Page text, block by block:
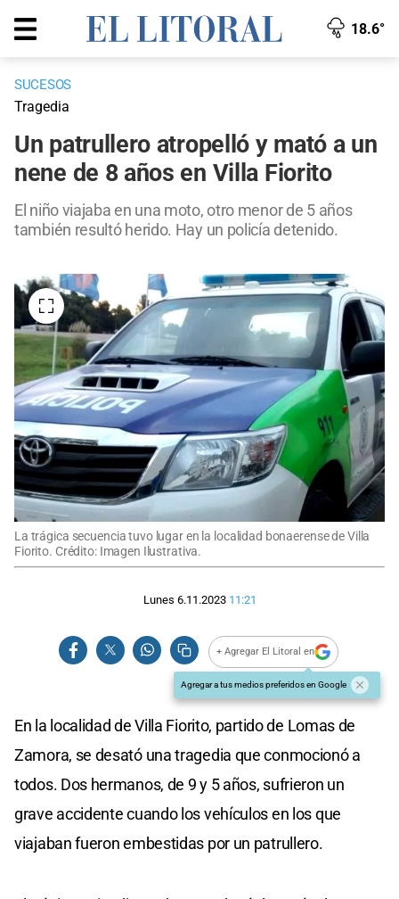
18.6°
SUCESOS
Tragedia
Un patrullero atropelló y mató a un
nene de 8 años en Villa Fiorito
El niño viajaba en una moto, otro menor de 5 años
también resultó herido. Hay un policía detenido.
La trágica secuencia tuvo lugar en la localidad bonaerense de Villa
Fiorito. Crédito: Imagen Ilustrativa.
Lunes 6.11.2023 11:21
+ Agregar El Litoral en
Agregar a tus medios preferidos en Google
En la localidad de Villa Fiorito, partido de Lomas de
Zamora, se desató una tragedia que conmocionó a
todos. Dos hermanos, de 9 y 5 años, sufrieron un
grave accidente cuando los vehículos en los que
viajaban fueron embestidas por un patrullero.